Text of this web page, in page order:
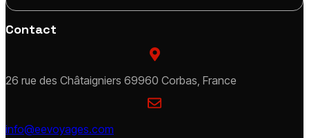
Contact
26 rue des Châtaigniers 69960 Corbas, France
info@eevoyages.com